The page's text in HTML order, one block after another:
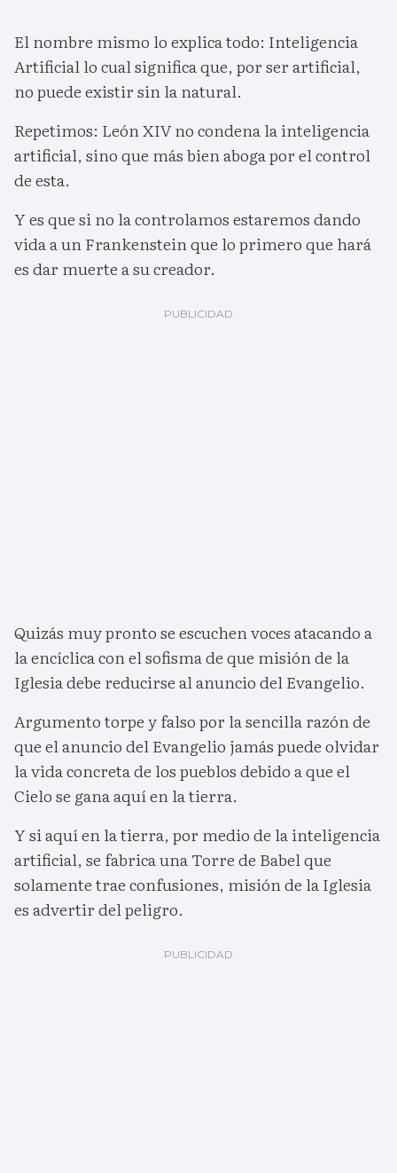
El nombre mismo lo explica todo: Inteligencia
Artificial lo cual significa que, por ser artificial,
no puede existir sin la natural.
Repetimos: León XIV no condena la inteligencia
artificial, sino que más bien aboga por el control
de esta.
Y es que si no la controlamos estaremos dando
vida a un Frankenstein que lo primero que hará
es dar muerte a su creador.
Quizás muy pronto se escuchen voces atacando a
la encíclica con el sofisma de que misión de la
Iglesia debe reducirse al anuncio del Evangelio.
Argumento torpe y falso por la sencilla razón de
que el anuncio del Evangelio jamás puede olvidar
la vida concreta de los pueblos debido a que el
Cielo se gana aquí en la tierra.
Y si aquí en la tierra, por medio de la inteligencia
artificial, se fabrica una Torre de Babel que
solamente trae confusiones, misión de la Iglesia
es advertir del peligro.